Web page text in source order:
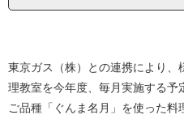
東京ガス（株）との連携により
理教室を今年度、毎月実施する
ご品種「ぐんま名月」を使った料